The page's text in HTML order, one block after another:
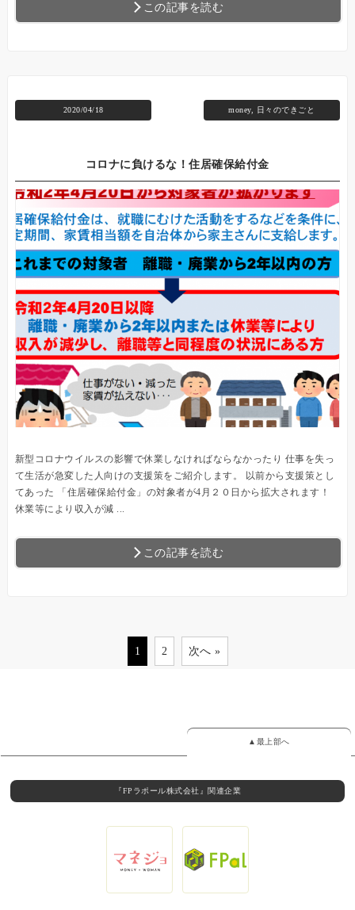
この記事を読む
2020/04/18 money, 日々のできごと
コロナに負けるな！住居確保給付金
新型コロナウイルスの影響で休業しなければならなかったり 仕事を失っ
て生活が急変した人向けの支援策をご紹介します。 以前から支援策とし
てあった 「住居確保給付金」の対象者が4月２０日から拡大されます！
休業等により収入が減 ...
この記事を読む
1 2 次へ »
▲最上部へ
『FPラポール株式会社』関連企業